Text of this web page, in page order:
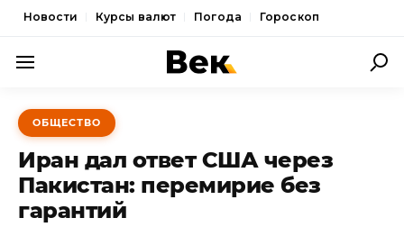
Новости Курсы валют Погода Гороскоп
ПОЛИТИКА
ЭКОНОМИКА
ОБЩЕСТВО
СПОРТ
ОБЩЕСТВО
Иран дал ответ США через
Пакистан: перемирие без
гарантий